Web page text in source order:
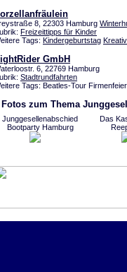
8, 22303 Hamburg
Freizeittipps für Kinder
Tags: Kindergeburtstag Kreativ
GmbH
6, 22769 Hamburg
Stadtrundfahrten
Tags: Beatles-Tour
Fotos zum Thema
Junggesellenabschied
Bootparty Hamburg
Das